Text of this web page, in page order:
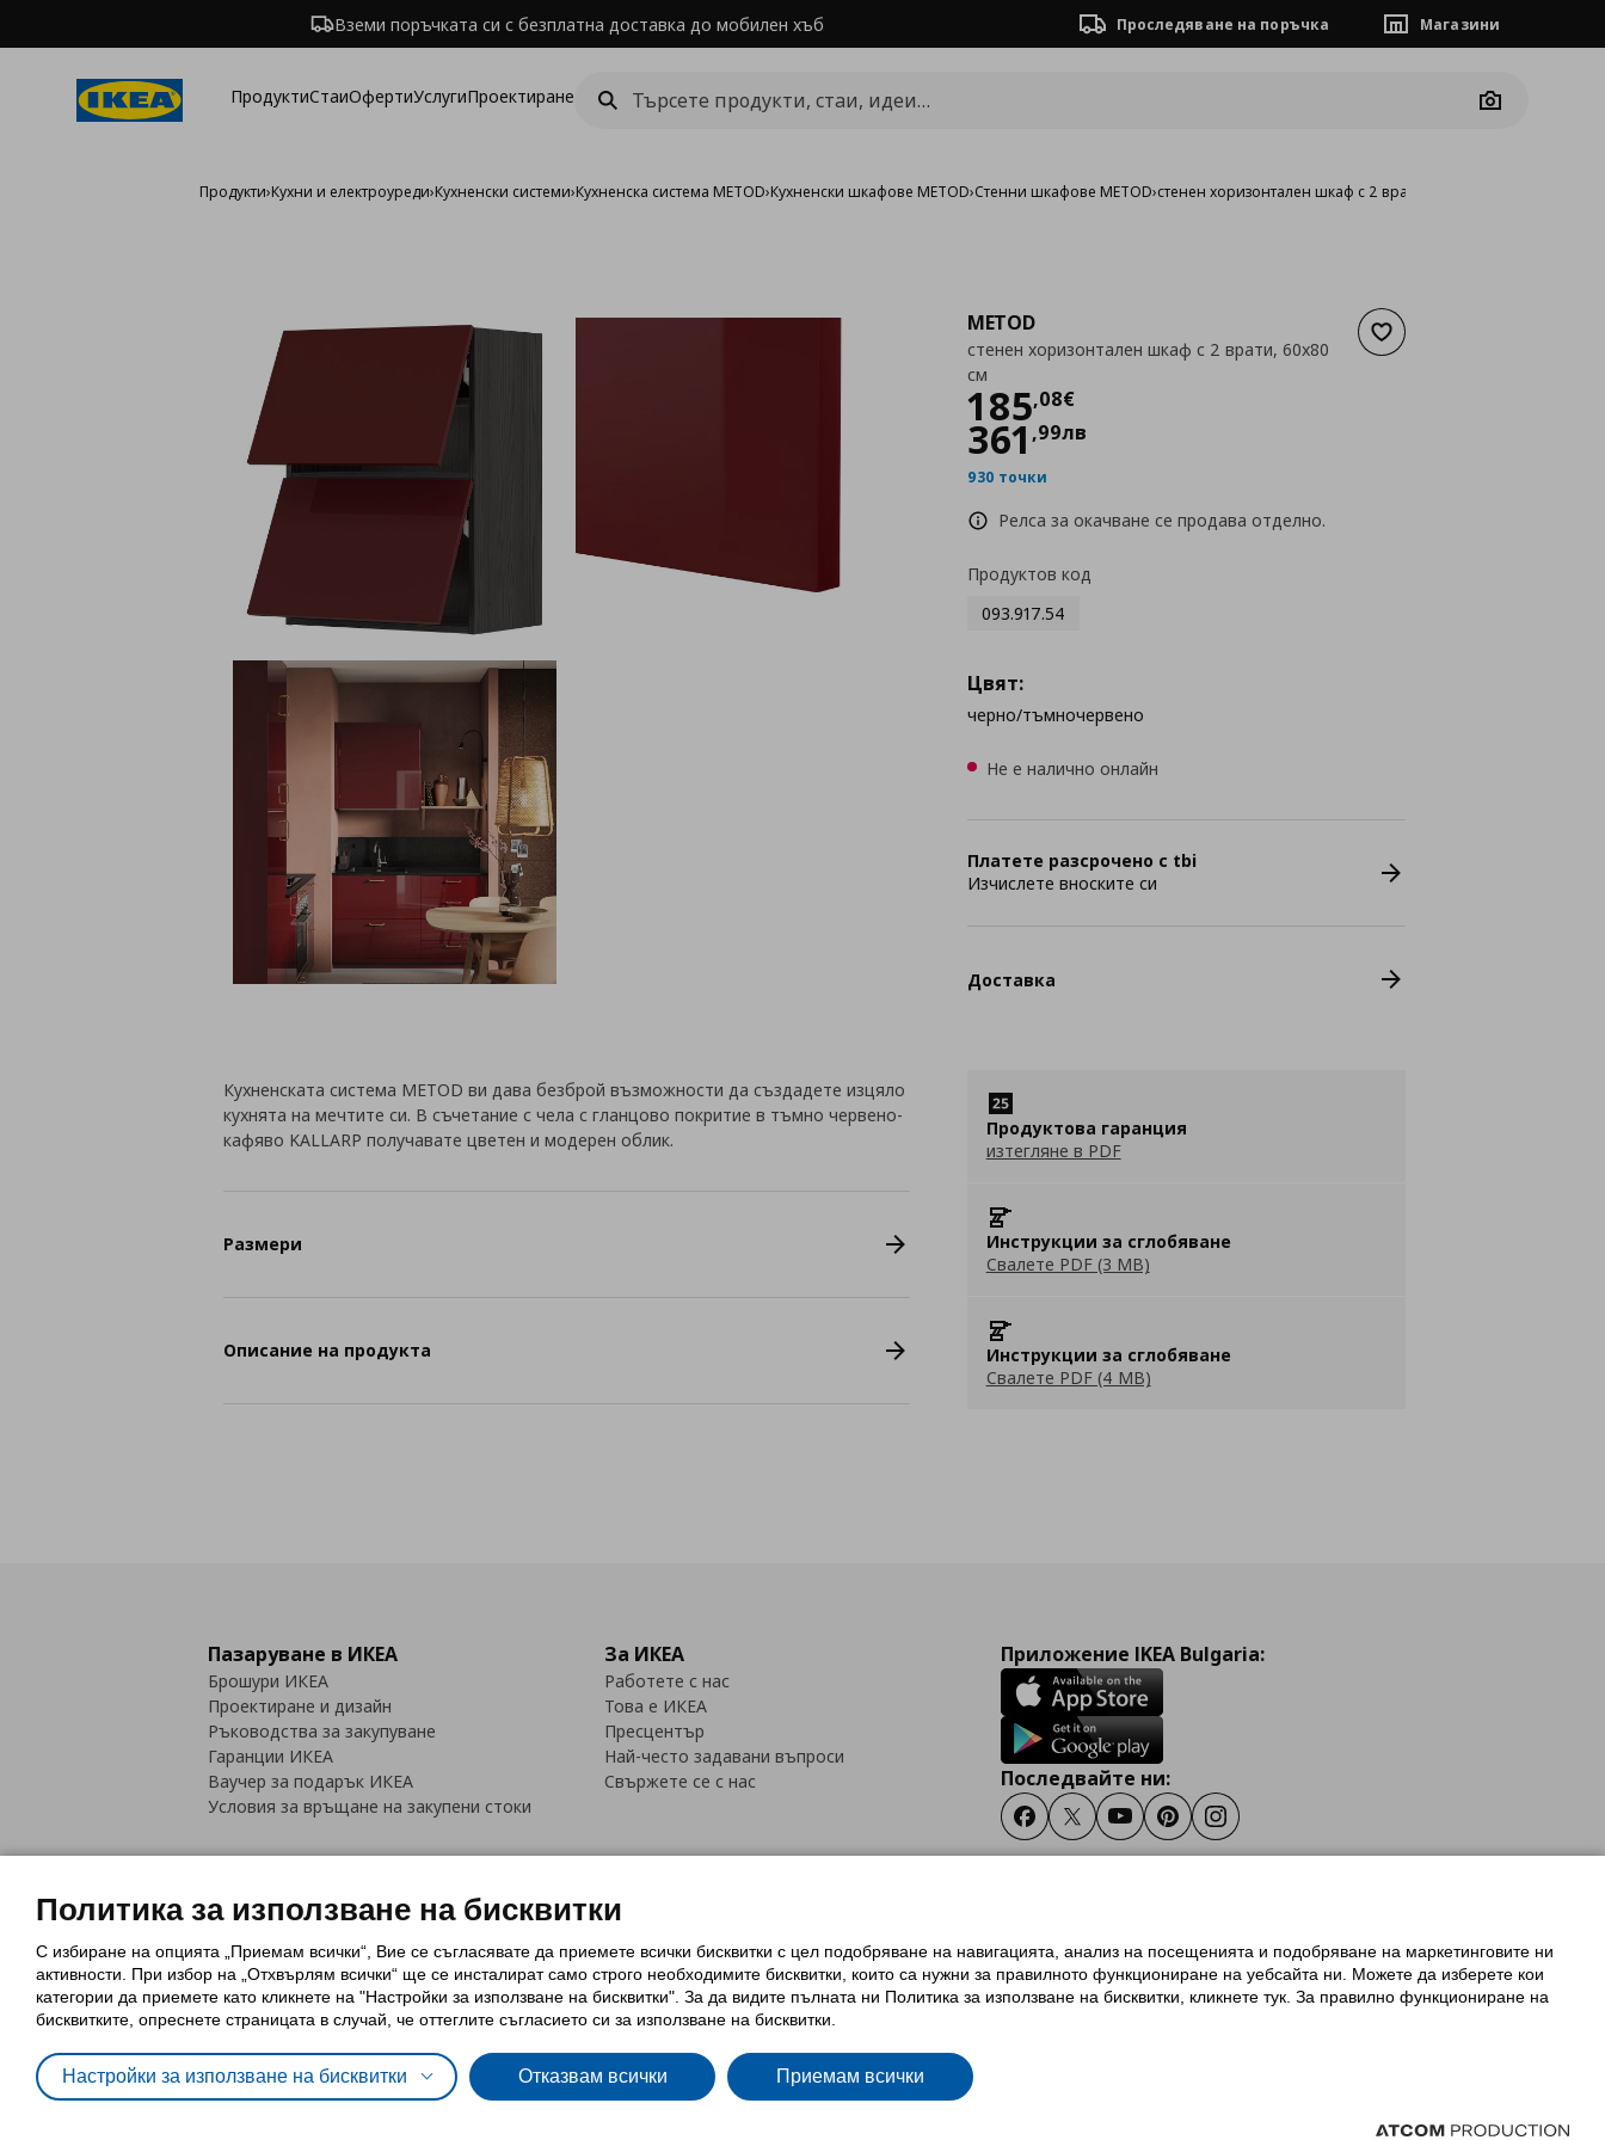
Вземи поръчката си с безплатна доставка до мобилен хъб Проследяване на поръчка Магазини
ПродуктиСтаиОфертиУслугиПроектиране
Camera
Продукти›Кухни и електроуреди›Кухненски системи›Кухненска система METOD›Кухненски шкафове METOD›Стенни шкафове METOD›стенен хоризонтален шкаф с 2 врати, 60x80 см
Добави към списъка с
METOD
стенен хоризонтален шкаф с 2 врати, 60x80
см
185,08€
Цена185,08 €
361 ,99лв
930 точки
Релса за окачване се продава отделно.
Продуктов код
093.917.54
Цвят:
черно/тъмночервено
Не е налично онлайн
Платете разсрочено с tbi
Изчислете вноските си
Доставка
Продуктова гаранция
изтегляне в PDF
Инструкции за сглобяване
Свалете PDF (3 MB)
Инструкции за сглобяване
Свалете PDF (4 MB)
Кухненската система METOD ви дава безброй възможности да създадете изцяло
кухнята на мечтите си. В съчетание с чела с гланцово покритие в тъмно червено-
кафяво KALLARP получавате цветен и модерен облик.
Размери
Описание на продукта
Пазаруване в ИКЕА
Брошури ИКЕА
Проектиране и дизайн
Ръководства за закупуване
Гаранции ИКЕА
Ваучер за подарък ИКЕА
Условия за връщане на закупени стоки
За ИКЕА
Работете с нас
Това е ИКЕА
Пресцентър
Най-често задавани въпроси
Свържете се с нас
Приложение IKEA Bulgaria:
Последвайте ни:
FacebookTwitterYoutubePinterestInstagram
Политика за използване на бисквитки (Cookies)Избор на настройки за използване на бисквиткиУсловия за ползване на ikea.bg
Обща политика за личните данни
Политика за защита на личните данни на ikea.bg
Общи условия на програма IKEA Family
Политика за защита на лични данни на програма IKEA Family
Политика за използване на бисквитки
С избиране на опцията „Приемам всички“, Вие се съгласявате да приемете всички бисквитки с цел подобряване на навигацията, анализ на посещенията и подобряване на маркетинговите ни
активности. При избор на „Отхвърлям всички“ ще се инсталират само строго необходимитe бисквитки, които са нужни за правилното функциониране на уебсайта ни. Можете да изберете кои
категории да приемете като кликнете на "Настройки за използване на бисквитки". За да видите пълната ни Политика за използване на бисквитки, кликнете тук. За правилно функциониране на
бисквитките, опреснете страницата в случай, че оттеглите съгласието си за използване на бисквитки.
Настройки за използване на бисквитки Отказвам всички Приемам всички